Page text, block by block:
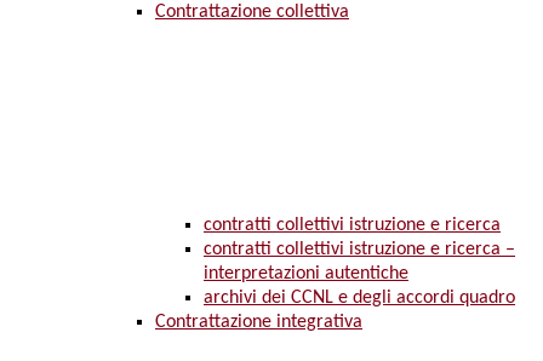
Contrattazione collettiva
contratti collettivi istruzione e ricerca
contratti collettivi istruzione e ricerca –
interpretazioni autentiche
archivi dei CCNL e degli accordi quadro
Contrattazione integrativa